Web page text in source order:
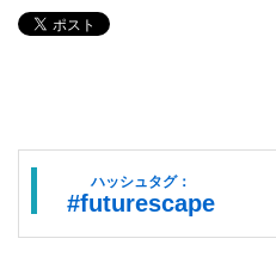
ハッシュタグ：
#futurescape